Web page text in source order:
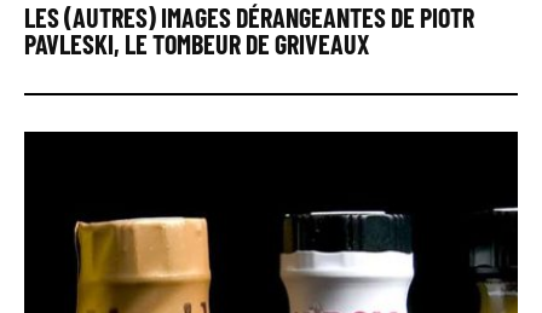
LES (AUTRES) IMAGES DÉRANGEANTES DE PIOTR
PAVLESKI, LE TOMBEUR DE GRIVEAUX